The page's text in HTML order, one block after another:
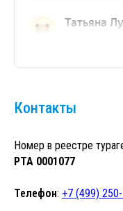
Контакты
Номер в реестре
РТА 0001077
Телефон: +7 (499)